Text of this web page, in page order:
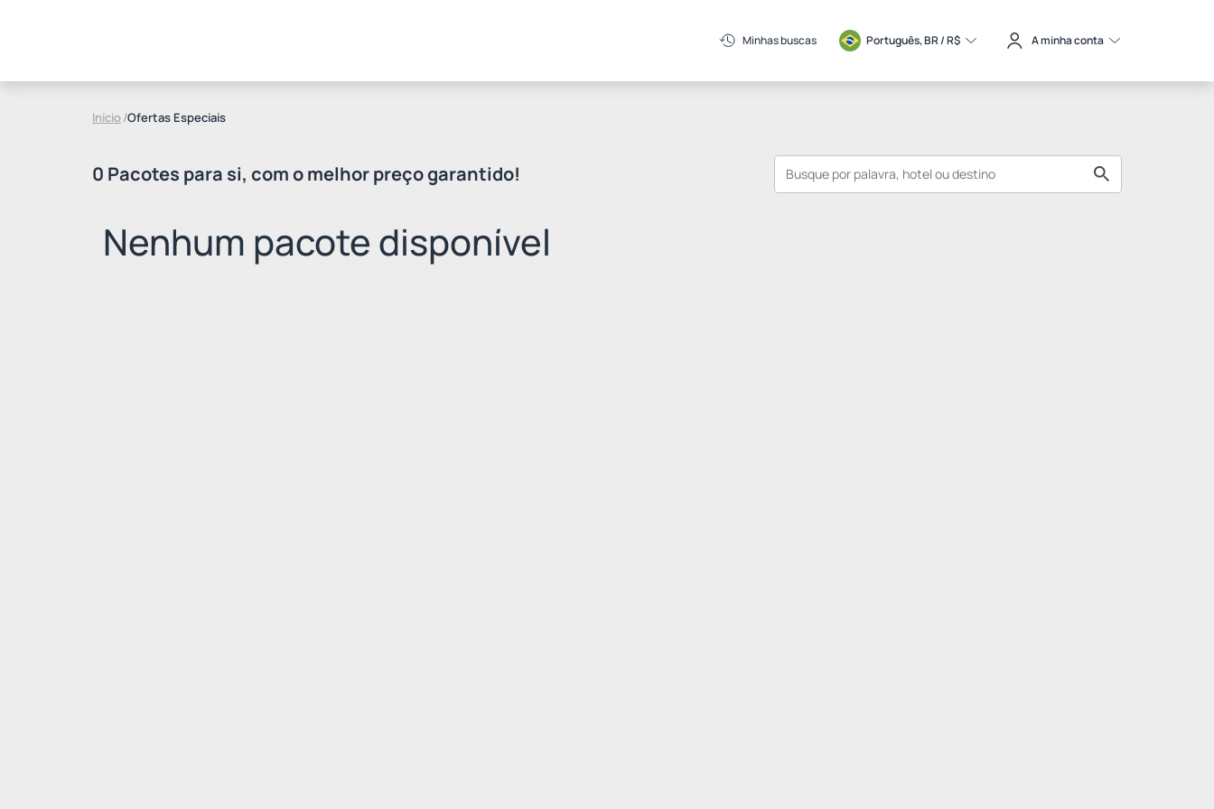
Minhas buscas Português, BR / R$ A minha conta
Início/Ofertas Especiais
0 Pacotes para si, com o melhor preço garantido!
Nenhum pacote disponível